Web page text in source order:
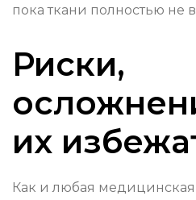
пока ткани полностью не
Риски,
их
Как и любая